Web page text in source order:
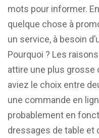
mots pour informer.
quelque chose à
un service, à besoin
Pourquoi ? Les
attire une plus grosse
aviez le choix entre
une commande en
probablement en
dressages de table et